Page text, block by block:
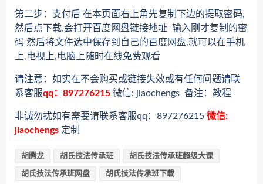
第二步：支付后 在本页面右上角先复制下边的提取密码,
然后点下载,会打开百度网盘链接地址 输入刚才复制的密
码 然后将文件选中保存到自己的百度网盘,就可以在手机
上,电视上,电脑上随时在线免费观看
请注意：如实在不会购买或链接失效或有任何问题请联
系客服qq：897276215 微信: jiaochengs 备注：教程
非诚勿扰如有需要请联系客服qq：897276215 微信:
jiaochengs 定制
胡腾龙 胡氏技法传承班 胡氏技法传承班超级大课
胡氏技法传承班网盘 胡氏技法传承班下载